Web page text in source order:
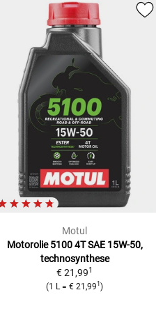
Motul
Motorolie 5100 4T SAE 15W-50,
technosynthese
€ 21,991
(1 L = € 21,991 )